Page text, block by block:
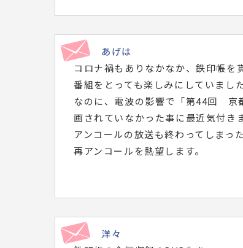
あげは
コロナ禍もありなかなか、鉄印帳を
番組をとっても楽しみにしていました
なのに、電波の影響で「第44回 京
画されていなかった事に最近気付き
アンコールの放送も終わってしまっ
再アンコールを熱望します。
洋々